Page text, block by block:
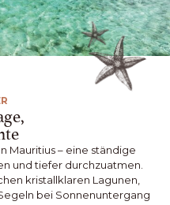
Mauritius – eine ständige
und tiefer durchzuatmen.
kristallklaren Lagunen,
bei Sonnenuntergang